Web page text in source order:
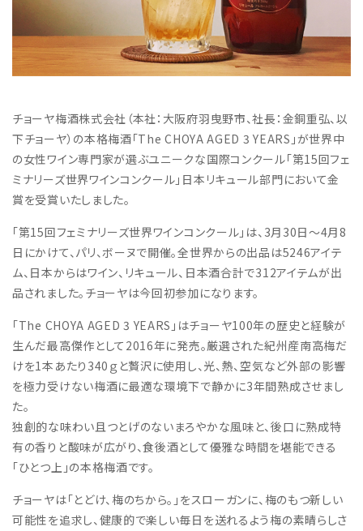
チョーヤ梅酒株式会社（本社：大阪府羽曳野市、社長：金銅重弘、以
下チョーヤ）の本格梅酒「The CHOYA AGED 3 YEARS」が世界中
の女性ワイン専門家が選ぶユニークな国際コンクール「第15回フェ
ミナリーズ世界ワインコンクール」日本リキュール部門において金
賞を受賞いたしました。
「第15回フェミナリーズ世界ワインコンクール」は、3月30日～4月8
日にかけて、パリ、ボーヌで開催。全世界からの出品は5246アイテ
ム、日本からはワイン、リキュール、日本酒合計で312アイテムが出
品されました。チョーヤは今回初参加になります。
「The CHOYA AGED 3 YEARS」はチョーヤ100年の歴史と経験が
生んだ最高傑作として2016年に発売。厳選された紀州産南高梅だ
けを1本あたり340ｇと贅沢に使用し、光、熱、空気など外部の影響
を極力受けない梅酒に最適な環境下で静かに3年間熟成させまし
た。
独創的な味わい且つとげのないまろやかな風味と、後口に熟成特
有の香りと酸味が広がり、食後酒として優雅な時間を堪能できる
「ひとつ上」の本格梅酒です。
チョーヤは「とどけ、梅のちから。」をスローガンに、梅のもつ新しい
可能性を追求し、健康的で楽しい毎日を送れるよう梅の素晴らしさ